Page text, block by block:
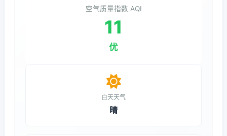
空气质量指数 AQI
11
优
白天天气
晴